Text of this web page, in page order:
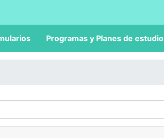
Programas y Planes de estudio